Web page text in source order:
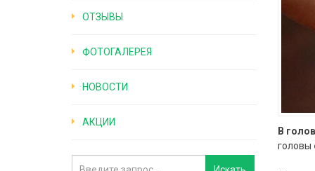
ОТЗЫВЫ
ФОТОГАЛЕРЕЯ
НОВОСТИ
АКЦИИ
В
головы